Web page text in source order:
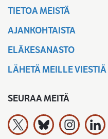
TIETOA MEISTÄ
AJANKOHTAISTA
ELÄKESANASTO
LÄHETÄ MEILLE VIESTIÄ
SEURAA MEITÄ
Työeläkevakuuttajat